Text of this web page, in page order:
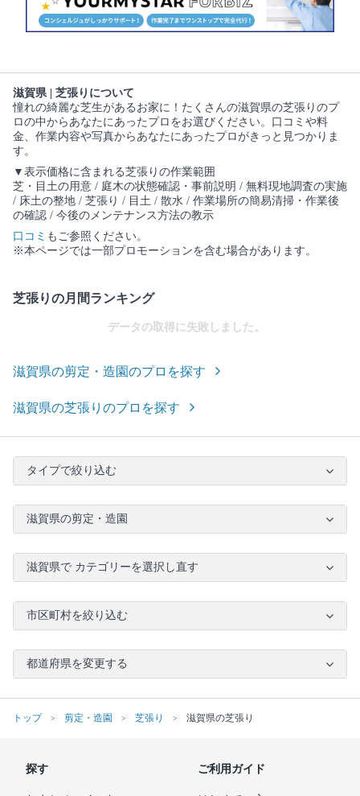
滋賀県 | 芝張りについて
憧れの綺麗な芝生があるお家に！たくさんの滋賀県の芝張りのプ
ロの中からあなたにあったプロをお選びください。口コミや料
金、作業内容や写真からあなたにあったプロがきっと見つかりま
す。
▼表示価格に含まれる芝張りの作業範囲
芝・目土の用意 / 庭木の状態確認・事前説明 / 無料現地調査の実施
/ 床土の整地 / 芝張り / 目土 / 散水 / 作業場所の簡易清掃・作業後
の確認 / 今後のメンテナンス方法の教示
口コミ もご参照ください。
※本ページでは一部プロモーションを含む場合があります。
芝張りの月間ランキング
データの取得に失敗しました。
滋賀県の剪定・造園のプロを探す
滋賀県の芝張りのプロを探す
タイプで絞り込む
滋賀県の剪定・造園
滋賀県で カテゴリーを選択し直す
市区町村を絞り込む
都道府県を変更する
トップ 剪定・造園 芝張り 滋賀県の芝張り
探す ご利用ガイド